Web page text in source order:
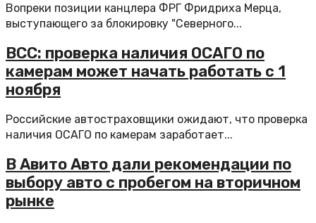
Вопреки позиции канцлера ФРГ Фридриха Мерца,
выступающего за блокировку "Северного...
ВСС: проверка наличия ОСАГО по
камерам может начать работать с 1
ноября
Российские автостраховщики ожидают, что проверка
наличия ОСАГО по камерам заработает...
В Авито Авто дали рекомендации по
выбору авто с пробегом на вторичном
рынке